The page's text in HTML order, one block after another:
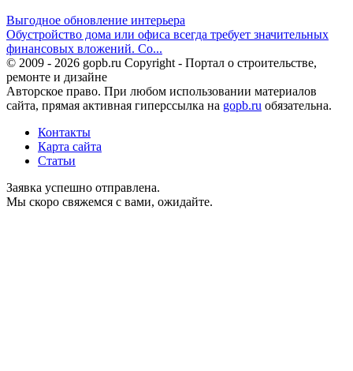
Выгодное обновление интерьера
Обустройство дома или офиса всегда требует значительных
финансовых вложений. Со...
© 2009 - 2026 gopb.ru Copyright - Портал о строительстве,
ремонте и дизайне
Авторское право. При любом использовании материалов
сайта, прямая активная гиперссылка на gopb.ru обязательна.
Контакты
Карта сайта
Статьи
Заявка успешно отправлена.
Мы скоро свяжемся с вами, ожидайте.